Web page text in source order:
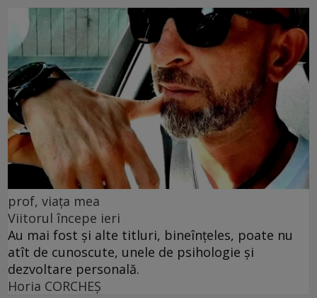
prof, viața mea
Viitorul începe ieri
Au mai fost și alte titluri, bineînțeles, poate nu
atît de cunoscute, unele de psihologie și
dezvoltare personală.
Horia CORCHEŞ